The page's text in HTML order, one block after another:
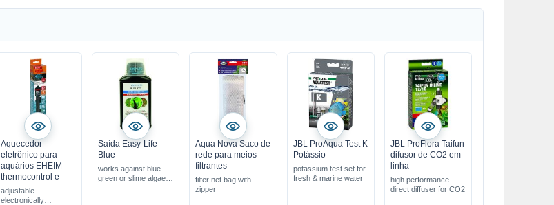
Aquecedor
eletrônico para
aquários EHEIM
thermocontrol e
adjustable
electronically
Saída Easy-Life
Blue
works against blue-
green or slime algae
Aqua Nova Saco de
rede para meios
filtrantes
filter net bag with
zipper
JBL ProAqua Test K
Potássio
potassium test set for
fresh & marine water
JBL ProFlora Taifun
difusor de CO2 em
linha
high performance
direct diffuser for CO2